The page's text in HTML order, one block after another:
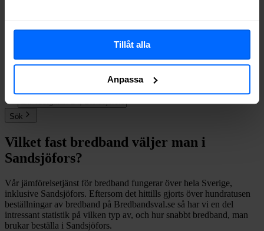
Tillåt alla
Anpassa
Comviq
Fiber 26%
bredband på din adress iSandsjöforspå Bredbandsval.se är det bara
att göra en snabb sökning här:
Sök
Vilket fast bredband väljer man i
Sandsjöfors?
Vår jämförelsetjänst för bredband fungerar över hela Sverige,
inklusive Sandsjöfors. Eftersom det hittills gjorts över hundratusen
beställningar av bredband på Bredbandsval.se så har vi en del
intressant statistik på vilken typ av, och hur snabbt bredband, man
brukar beställa i Sandsjöfors.